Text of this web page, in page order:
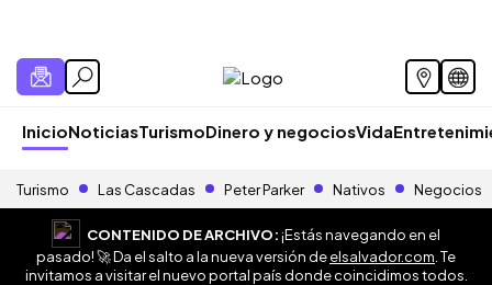
InicioNoticiasTurismoDinero y negociosVida
Turismo Las Cascadas Peter Parker Nativos Negocios
CONTENIDO DE ARCHIVO:¡Estás navegando en el
pasado! 🚀 Da el salto a la nueva versión deelsalvador.com . Te
invitamos a visitar el nuevo portal país donde coincidimos todos.